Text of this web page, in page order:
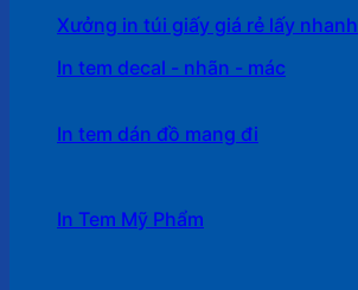
Xưởng in túi giấy giá rẻ lấy nhanh
In tem decal - nhãn - mác
In tem dán đồ mang đi
In Tem Mỹ Phẩm